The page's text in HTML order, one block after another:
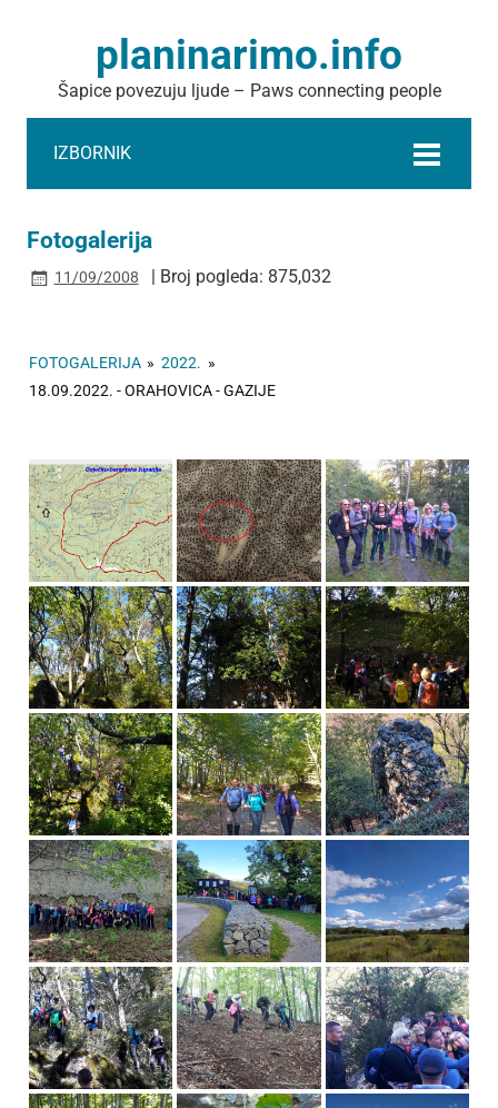
planinarimo.info
Šapice povezuju ljude – Paws connecting people
IZBORNIK
Fotogalerija
11/09/2008 | Broj pogleda: 875,032
FOTOGALERIJA » 2022. »
18.09.2022. - ORAHOVICA - GAZIJE